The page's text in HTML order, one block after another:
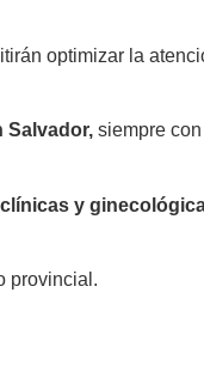
optimizar la
Salvador, siempre
y
provincial.